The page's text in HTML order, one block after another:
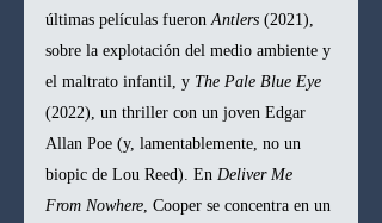
últimas películas fueron Antlers (2021),
sobre la explotación del medio ambiente y
el maltrato infantil, y The Pale Blue Eye
(2022), un thriller con un joven Edgar
Allan Poe (y, lamentablemente, no un
biopic de Lou Reed). En Deliver Me
From Nowhere, Cooper se concentra en un